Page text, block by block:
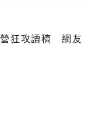
營狂攻讀稿 網友